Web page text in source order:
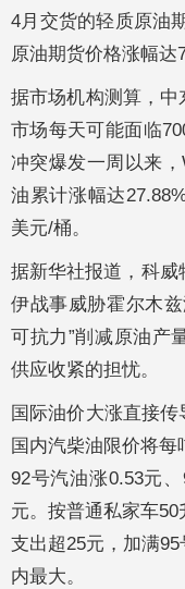
4月交货的轻质原油
原油期货价格涨幅达
据市场机构测算，中
市场每天可能面临
冲突爆发一周以来
油累计涨幅达
美元/桶。
据新华社报道，科威
伊战事威胁霍尔木
可抗力”削减原油产
供应收紧的担忧。
国际油价大涨直接
国内汽柴油限价将每
92号汽油涨0.53元
元。按普通私家车
支出超25元，加满
内最大。